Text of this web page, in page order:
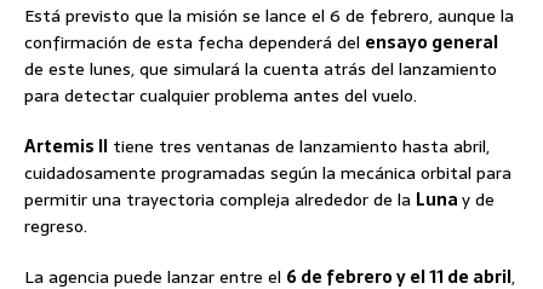
Está previsto que la misión se lance el 6 de febrero, aunque la
confirmación de esta fecha dependerá del ensayo general
de este lunes, que simulará la cuenta atrás del lanzamiento
para detectar cualquier problema antes del vuelo.
Artemis II tiene tres ventanas de lanzamiento hasta abril,
cuidadosamente programadas según la mecánica orbital para
permitir una trayectoria compleja alrededor de la Lunay de
regreso.
La agencia puede lanzar entre el 6 de febrero y el 11 de abril,